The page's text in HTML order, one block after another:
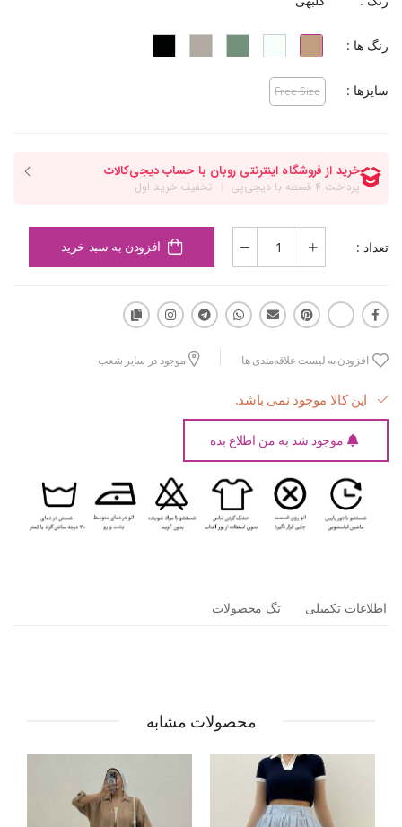
رنگ ها :
سایزها : Free Size
تعداد : افزودن به سبد خرید
افزودن به لیست علاقه‌مندی ها موجود در سایر شعب
این کالا موجود نمی باشد.
موجود شد به من اطلاع بده
اطلاعات تکمیلی تگ محصولات
محصولات مشابه